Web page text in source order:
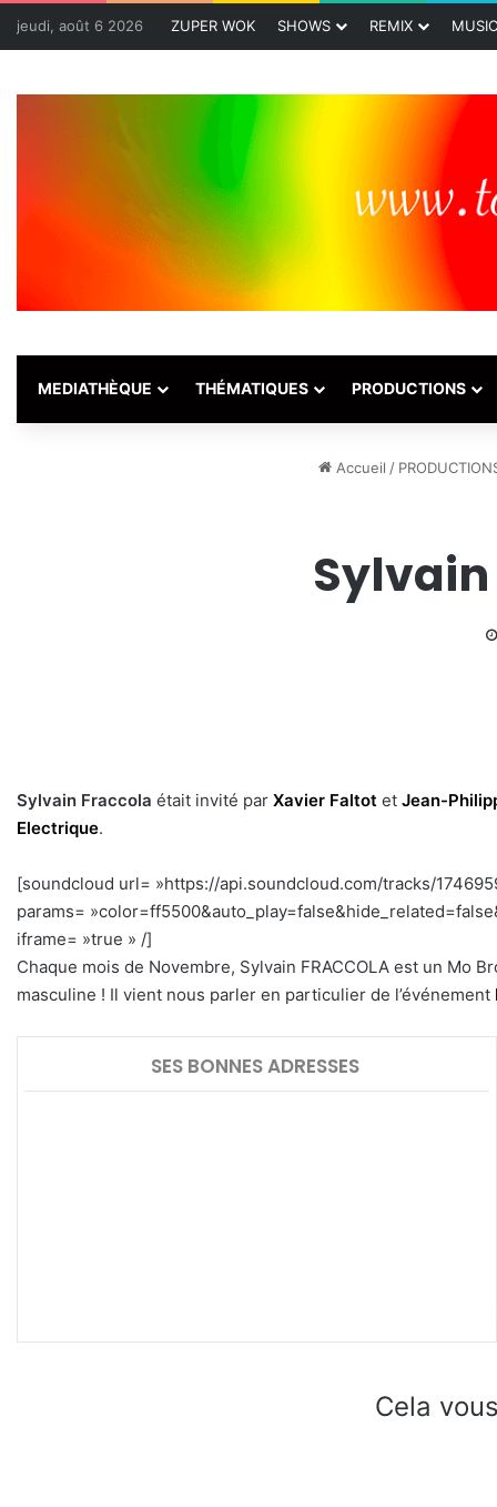
jeudi, août 6 2026 ZUPER WOK SHOWS REMIX MUSIC
MEDIATHÈQUE THÉMATIQUES PRODUCTIONS
Accueil /
Sylvain Fraccola était invité par Xavier Faltot et Jean-
Electrique.
[soundcloud url= »https://api.soundcloud.com/tracks/
params=
iframe= »true » /]
Chaque mois de Novembre, Sylvain FRACCOLA est un Mo
masculine ! Il vient nous parler en particulier de l’événement
SES BONNES ADRESSES
Cela